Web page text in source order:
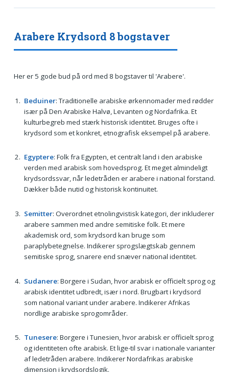
Arabere Krydsord 8 bogstaver
Her er 5 gode bud på ord med 8 bogstaver til 'Arabere'.
Beduiner: Traditionelle arabiske ørkennomader med rødder
især på Den Arabiske Halvø, Levanten og Nordafrika. Et
kulturbegreb med stærk historisk identitet. Bruges ofte i
krydsord som et konkret, etnografisk eksempel på arabere.
Egyptere: Folk fra Egypten, et centralt land i den arabiske
verden med arabisk som hovedsprog. Et meget almindeligt
krydsordssvar, når ledetråden er arabere i national forstand.
Dækker både nutid og historisk kontinuitet.
Semitter: Overordnet etnolingvistisk kategori, der inkluderer
arabere sammen med andre semitiske folk. Et mere
akademisk ord, som krydsord kan bruge som
paraplybetegnelse. Indikerer sprogslægtskab gennem
semitiske sprog, snarere end snæver national identitet.
Sudanere: Borgere i Sudan, hvor arabisk er officielt sprog og
arabisk identitet udbredt, især i nord. Brugbart i krydsord
som national variant under arabere. Indikerer Afrikas
nordlige arabiske sprogområder.
Tunesere: Borgere i Tunesien, hvor arabisk er officielt sprog
og identiteten ofte arabisk. Et lige-til svar i nationale varianter
af ledetråden arabere. Indikerer Nordafrikas arabiske
dimension i krydsordslogik.